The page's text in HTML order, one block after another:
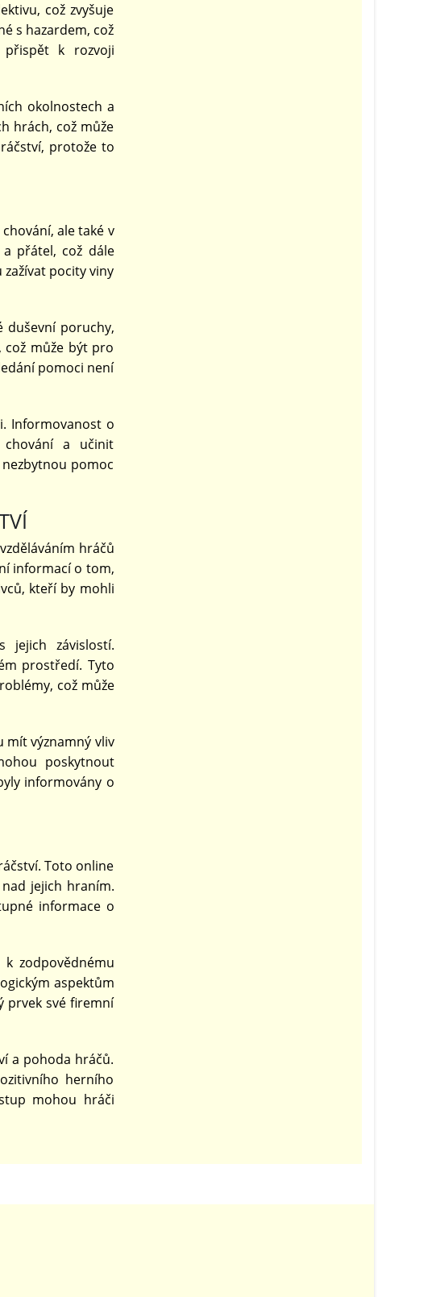
což zvyšuje
s hazardem, což
k rozvoji
okolnostech a
hrách, což může
protože to
ale také v
přátel, což dále
pocity viny
duševní poruchy,
může být pro
pomoci není
Informovanost o
chování a učinit
pomoc
hráčů
informací o tom,
kteří by mohli
jejich závislostí.
prostředí. Tyto
což může
mít významný vliv
poskytnout
informovány o
Toto online
jejich hraním.
informace o
zodpovědnému
aspektům
prvek své firemní
a pohoda hráčů.
herního
mohou hráči